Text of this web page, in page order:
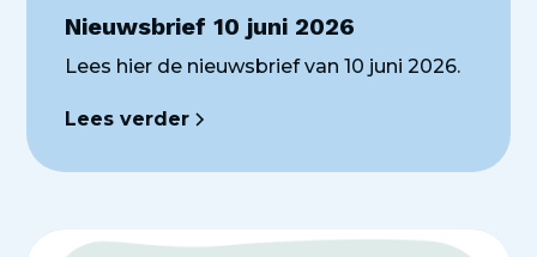
Nieuwsbrief 10 juni 2026
Lees hier de nieuwsbrief van 10 juni 2026.
Lees verder